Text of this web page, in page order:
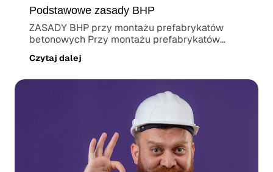
Podstawowe zasady BHP
ZASADY BHP przy montażu prefabrykatów
betonowych Przy montażu prefabrykatów
Czytaj dalej